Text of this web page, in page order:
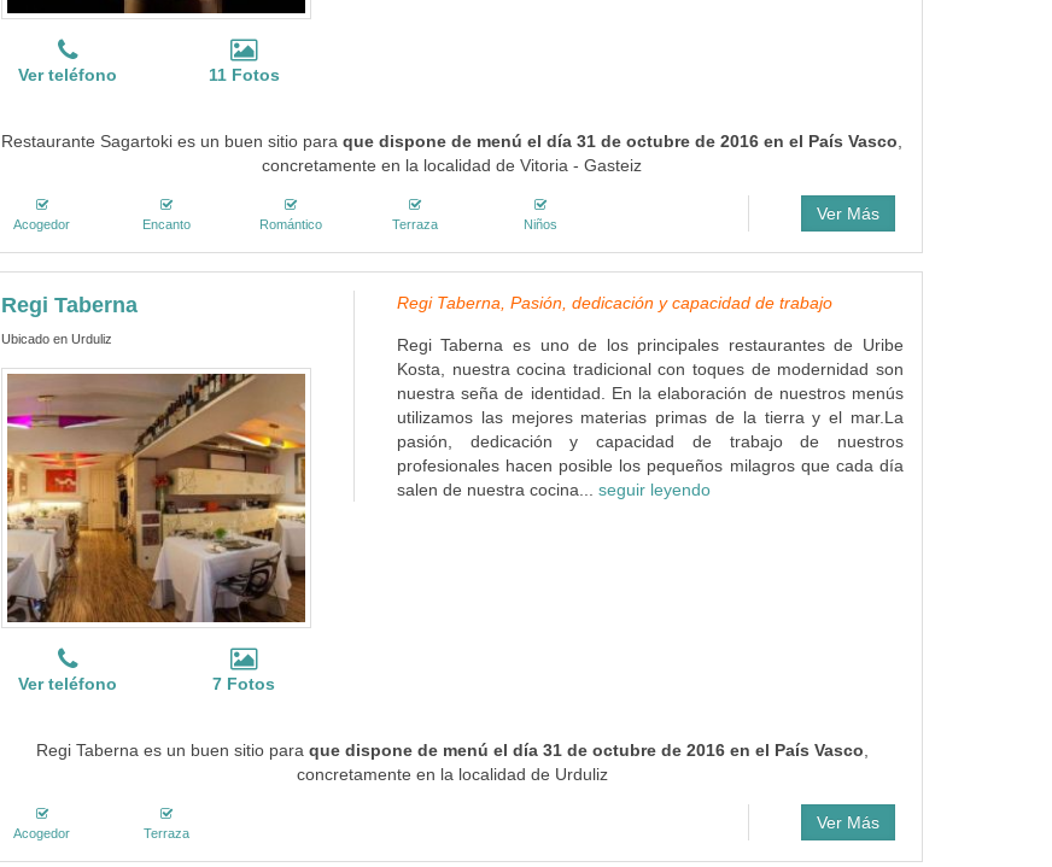
Ver teléfono 11 Fotos
Restaurante Sagartoki es un buen sitio paraque dispone de menú el día 31 de octubre de 2016 en el País Vasco
concretamente en la localidad de Vitoria - Gasteiz
Acogedor Encanto Romántico Terraza Niños
Ver Más
Regi Taberna
Ubicado en Urduliz
Ver teléfono 7 Fotos
Regi Taberna, Pasión, dedicación y capacidad de trabajo
Regi Taberna es uno de los principales restaurantes de Uribe
Kosta, nuestra cocina tradicional con toques de modernidad son
nuestra seña de identidad. En la elaboración de nuestros menús
utilizamos las mejores materias primas de la tierra y el mar.La
pasión, dedicación y capacidad de trabajo de nuestros
profesionales hacen posible los pequeños milagros que cada día
salen de nuestra cocina... seguir leyendo
Regi Taberna es un buen sitio para que dispone de menú el día 31 de octubre de 2016 en el País Vasco
concretamente en la localidad de Urduliz
Acogedor Terraza
Ver Más